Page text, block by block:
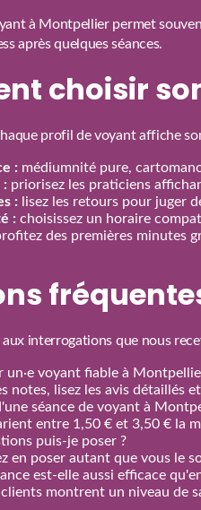
à Montpellier permet
après quelques séances.
choisir
profil de voyant affiche
: médiumnité pure,
: priorisez les praticiens
: lisez les retours pour juger
: choisissez un horaire
des premières minutes
interrogations que nous
un·e voyant fiable à
notes, lisez les avis détaillés
séance de voyant à
entre 1,50 € et 3,50 € la
puis‑je poser ?
en poser autant que vous le
est‑elle aussi efficace
clients montrent un niveau de